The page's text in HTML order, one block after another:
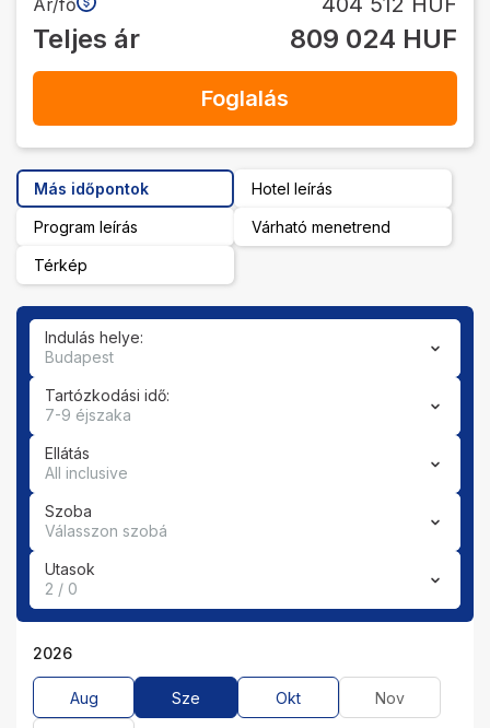
Ár/fő
Teljes ár 809 024 HUF
Foglalás
Más időpontok Hotel leírás
Program leírás Várható menetrend
Térkép
Indulás helye:
Budapest
Tartózkodási idő:
7-9 éjszaka
Ellátás
All inclusive
Szoba
Válasszon szobá
Utasok
2 / 0
2026
Aug Sze Okt Nov